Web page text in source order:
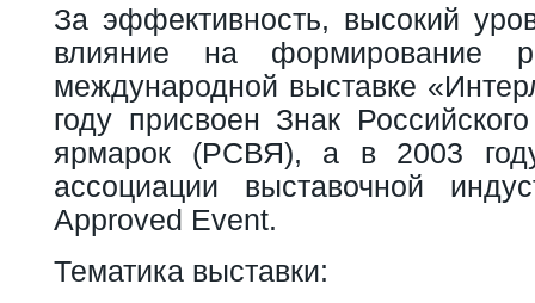
За эффективность, высокий
влияние на формирование
международной выставке
году присвоен Знак
ярмарок (РСВЯ), а в 2003
ассоциации выставочной
Approved Event.
Тематика выставки: